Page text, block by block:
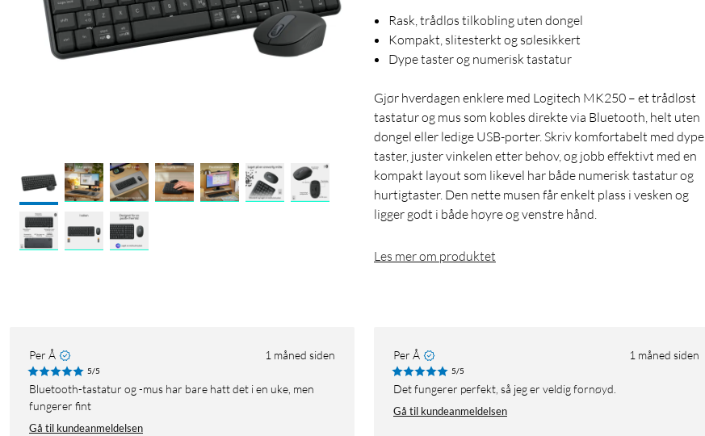
Rask, trådløs tilkobling uten dongel
Kompakt, slitesterkt og sølesikkert
Dype taster og numerisk tastatur
Gjør hverdagen enklere med Logitech MK250 – et trådløst
tastatur og mus som kobles direkte via Bluetooth, helt uten
dongel eller ledige USB-porter. Skriv komfortabelt med dype
taster, juster vinkelen etter behov, og jobb effektivt med en
kompakt layout som likevel har både numerisk tastatur og
hurtigtaster. Den nette musen får enkelt plass i vesken og
ligger godt i både høyre og venstre hånd.
Les mer om produktet
Per Å 1 måned siden
5/5
Bluetooth-tastatur og -mus har bare hatt det i en uke, men
fungerer fint
Gå til kundeanmeldelsen
Per Å 1 måned siden
5/5
Det fungerer perfekt, så jeg er veldig fornøyd.
Gå til kundeanmeldelsen